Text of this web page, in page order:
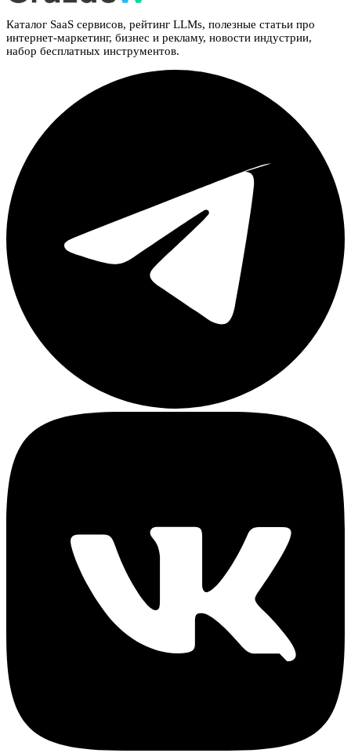
Каталог SaaS сервисов, рейтинг LLMs, полезные статьи про
интернет-маркетинг, бизнес и рекламу, новости индустрии,
набор бесплатных инструментов.